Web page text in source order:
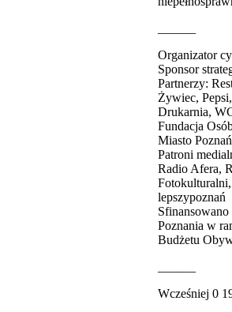
Organizator
Sponsor
Partnerzy:
Żywiec,
Drukarnia,
Fundacja
Miasto Poznań
Patroni
Radio Afera,
lepszypoznań
Poznania w
Budżetu
Wcześniej 0